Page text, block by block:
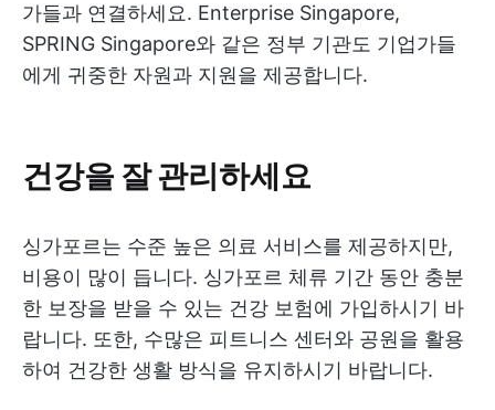
가들과 연결하세요. Enterprise Singapore,
SPRING Singapore와 같은 정부 기관도 기업가들
에게 귀중한 자원과 지원을 제공합니다.
건강을 잘 관리하세요
싱가포르는 수준 높은 의료 서비스를 제공하지만,
비용이 많이 듭니다. 싱가포르 체류 기간 동안 충분
한 보장을 받을 수 있는 건강 보험에 가입하시기 바
랍니다. 또한, 수많은 피트니스 센터와 공원을 활용
하여 건강한 생활 방식을 유지하시기 바랍니다.